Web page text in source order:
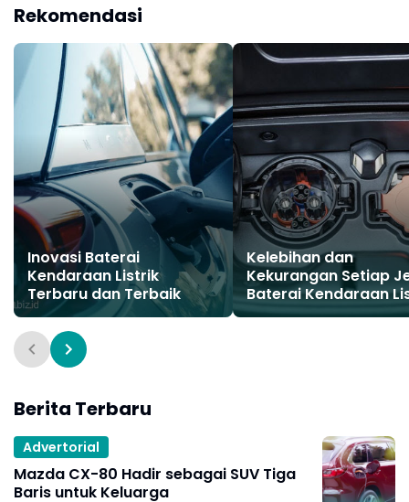
Rekomendasi
Inovasi Baterai
Kendaraan Listrik
Terbaru dan Terbaik
Kelebihan dan
Kekurangan Setiap
Baterai Kendaraan
Berita Terbaru
Advertorial
Mazda CX-80 Hadir sebagai SUV Tiga
Baris untuk Keluarga